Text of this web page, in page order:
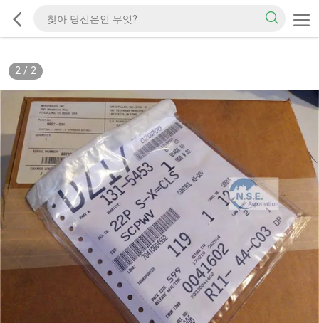
2/ 2